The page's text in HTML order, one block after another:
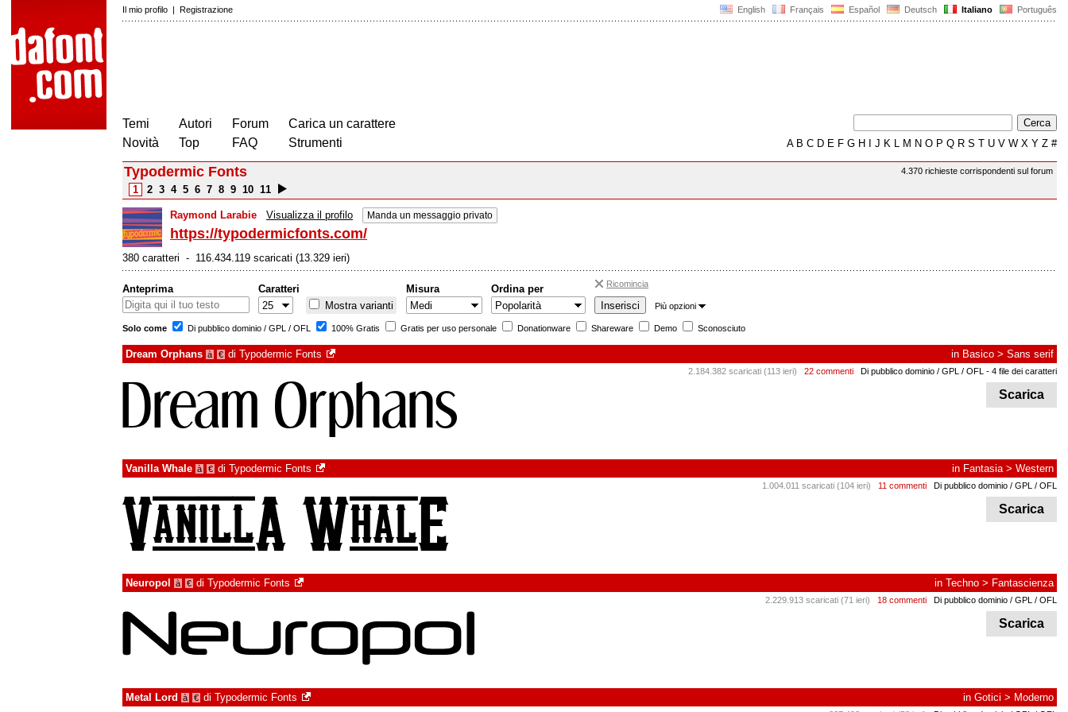
English Français Español Deutsch Italiano Português
Il mio profilo | Registrazione
Temi
Novità
Autori
Top
Forum
FAQ
Carica un carattere
Strumenti
AB C D E F G H J K L M N O P Q R S T U V W X Y Z #
4.370 richieste corrispondenti sul forum
Typodermic Fonts
1 2 3 4 5 6 7 8 9 10 11
Raymond Larabie Visualizza il profilo Manda un messaggio privato
https://typodermicfonts.com/
380 caratteri - 116.434.119 scaricati (13.329 ieri)
Anteprima
Caratteri
Mostra varianti
Misura Ordina per Ricomincia
Più opzioni
Solo come Di pubblico dominio / GPL / OFL 100% Gratis Gratis per uso personale Donationware Shareware Demo Sconosciuto
Dream Orphans à € di Typodermic Fonts in Basico > Sans serif
2.184.382 scaricati (113 ieri) 22 commenti Di pubblico dominio / GPL / OFL - 4 file dei caratteri
Scarica
Vanilla Whale à € di Typodermic Fonts in Fantasia> Western
1.004.011 scaricati (104 ieri) 11 commenti Di pubblico dominio / GPL / OFL
Scarica
Neuropol à € di Typodermic Fonts in Techno > Fantascienza
2.229.913 scaricati (71 ieri) 18 commenti Di pubblico dominio / GPL / OFL
Scarica
Metal Lord à € di Typodermic Fonts in Gotici > Moderno